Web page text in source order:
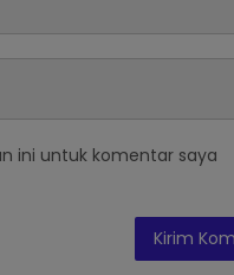
ini untuk komentar saya